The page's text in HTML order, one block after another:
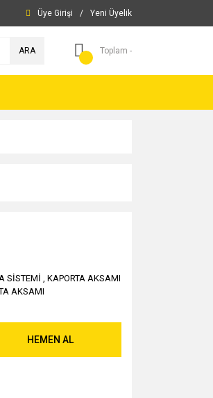
Üye Girişi / Yeni Üyelik
ARA Toplam -
SİSTEMİ , KAPORTA AKSAMI
AKSAMI
HEMEN AL